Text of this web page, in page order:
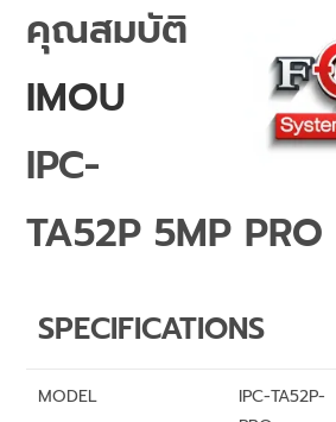
คุณสมบัติ
IMOU
IPC-
TA52P 5MP PRO
SPECIFICATIONS
MODEL
IPC-TA52P-